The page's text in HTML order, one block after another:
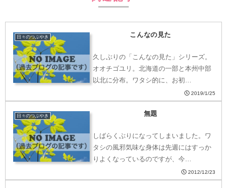
日々のつぶやき こんなの見た
久しぶりの「こんなの見た」シリーズ。
オオチゴユリ。北海道の一部と本州中部
以北に分布。ワタシ的に、お初…
2019/1/25
日々のつぶやき 無題
しばらくぶりになってしまいました。ワ
タシの風邪気味な身体は先週にはすっか
りよくなっているのですが、今…
2012/12/23